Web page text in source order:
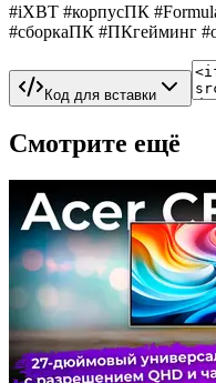
#iXBT #корпусПК
#сборкаПК #ПКгейминг
Код для вставки
Смотрите ещё